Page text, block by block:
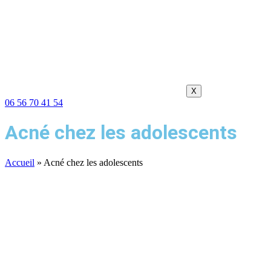
X
06 56 70 41 54
Acné chez les adolescents
Accueil » Acné chez les adolescents